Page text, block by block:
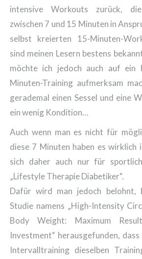
intensive Workouts zurück,
zwischen 7 und 15 Minuten in
selbst kreierten 15-Minuten-
sind meinen Lesern bestens
möchte ich jedoch auch auf ein
Minuten-Training aufmerksam
gerademal einen Sessel und eine
ein wenig Kondition…
Auch wenn man es nicht für
diese 7 Minuten haben es wirklich
sich daher auch nur für
„Lifestyle Therapie Diabetiker“.
Dafür wird man jedoch belohnt,
Studie namens „High-Intensity
Body Weight: Maximum
Investment“ herausgefunden,
Intervalltraining dieselben